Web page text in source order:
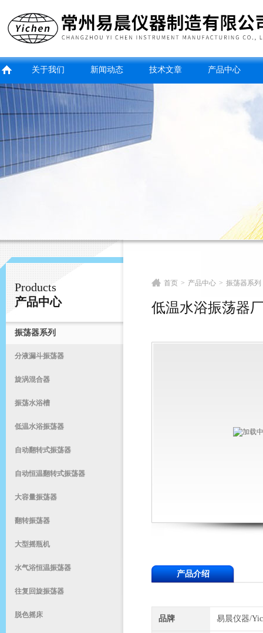
常州易晨仪器制造有限公司
关于我们 新闻动态 技术文章 产品中心
Products
产品中心
振荡器系列
分液漏斗振荡器
旋涡混合器
振荡水浴槽
低温水浴振荡器
自动翻转式振荡器
自动恒温翻转式振荡器
大容量振荡器
翻转振荡器
大型摇瓶机
水气浴恒温振荡器
往复回旋振荡器
脱色摇床
首页 > 产品中心 > 振荡器系列
低温水浴振荡器
产品介绍
品牌 易晨仪器/